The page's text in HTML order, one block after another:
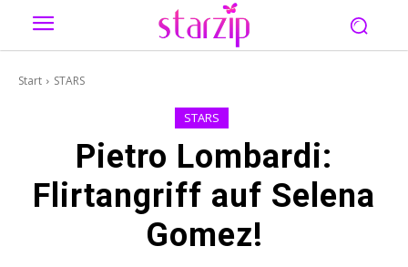
Start STARS
STARS
Pietro Lombardi:
Flirtangriff auf Selena
Gomez!